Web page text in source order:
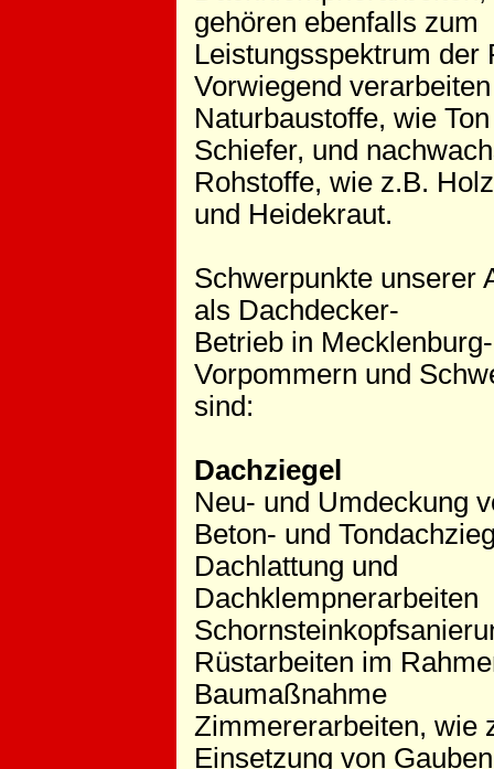
gehören ebenfalls zum
Leistungsspektrum der
Vorwiegend
Naturbaustoffe, wie
Schiefer, und
Rohstoffe, wie z.B.
und Heidekraut.
Schwerpunkte unserer
als Dachdecker-
Betrieb in Mecklenburg-
Vorpommern und
sind:
Dachziegel
Neu- und Umdeckung
Beton- und
Dachlattung und
Dachklempnerarbeiten
Rüstarbeiten im
Baumaßnahme
Zimmererarbeiten, wie
Einsetzung von Gauben